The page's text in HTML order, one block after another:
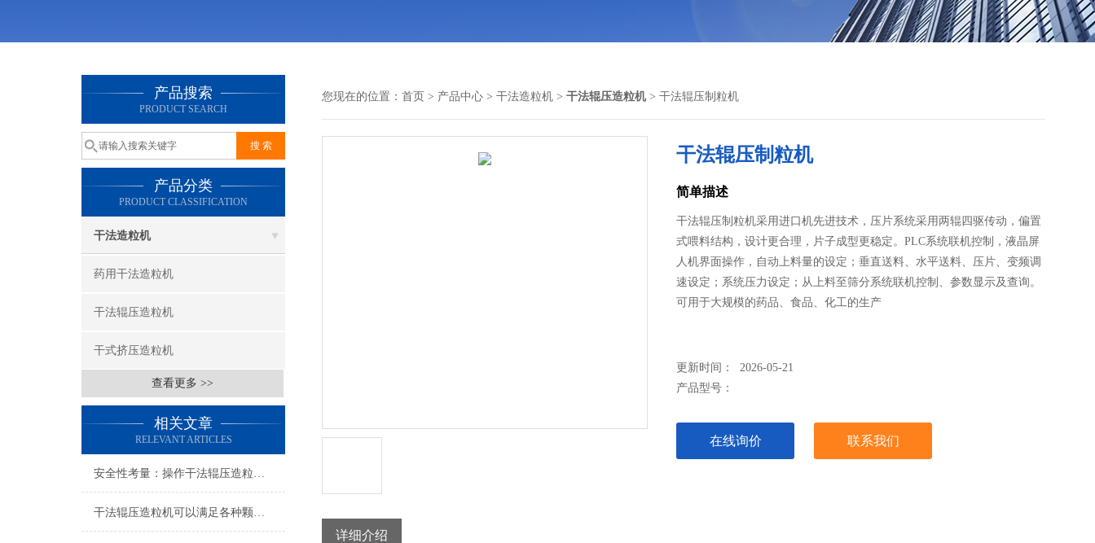
产品搜索
PRODUCT SEARCH
产品分类
PRODUCT CLASSIFICATION
干法造粒机
药用干法造粒机
干法辊压造粒机
干式挤压造粒机
查看更多 >>
相关文章
RELEVANT ARTICLES
安全性考量：操作干法辊压造粒机的安全指南
干法辊压造粒机可以满足各种颗粒制备需求
您现在的位置： 首页 > 产品中心 > 干法造粒机 > 干法辊压造粒机> 干法辊压制粒机
干法辊压制粒机
简单描述
干法辊压制粒机采用进口机先进技术，压片系统采用两辊四驱传动，偏置
式喂料结构，设计更合理，片子成型更稳定。PLC系统联机控制，液晶屏
人机界面操作，自动上料量的设定；垂直送料、水平送料、压片、变频调
速设定；系统压力设定；从上料至筛分系统联机控制、参数显示及查询。
可用于大规模的药品、食品、化工的生产
更新时间： 2026-05-21
产品型号：
在线询价 联系我们
详细介绍